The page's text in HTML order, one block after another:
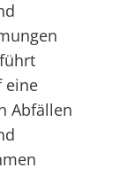
eine
Abfällen